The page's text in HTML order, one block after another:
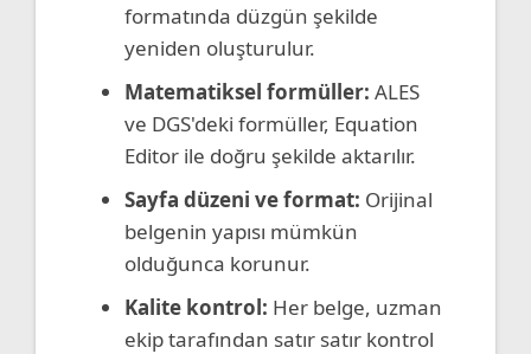
formatında düzgün şekilde
yeniden oluşturulur.
Matematiksel formüller: ALES
ve DGS'deki formüller, Equation
Editor ile doğru şekilde aktarılır.
Sayfa düzeni ve format: Orijinal
belgenin yapısı mümkün
olduğunca korunur.
Kalite kontrol: Her belge, uzman
ekip tarafından satır satır kontrol